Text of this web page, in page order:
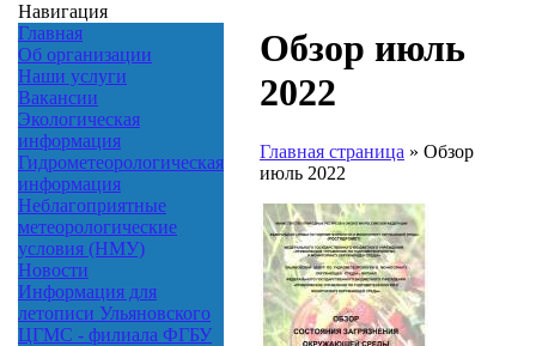
Навигация
Главная
Об организации
Наши услуги
Вакансии
Экологическая
информация
Гидрометеорологическая
информация
Неблагоприятные
метеорологические
условия (НМУ)
Новости
Информация для
летописи Ульяновского
ЦГМС - филиала ФГБУ
Обзор июль
2022
Главная страница » Обзор
июль 2022